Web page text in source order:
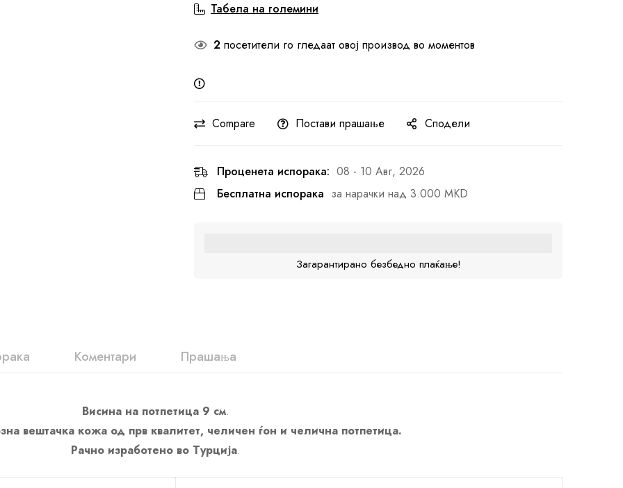
Табела на големини
2 посетители го гледаат овој производ во моментов
Compare Постави прашање Сподели
Проценета испорака: 08 - 10 Авг, 2026
Бесплатна испорака за нарачки над 3.000 MKD
Загарантирано безбедно плаќање!
Коментари Прашања
Висина на потпетица 9 см.
вештачка кожа од прв квалитет, челичен ѓон и челична потпетица.
Рачно изработено во Турција.